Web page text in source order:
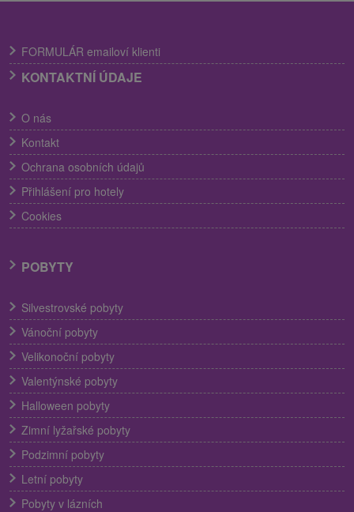
FORMULÁR emailoví klienti
KONTAKTNÍ ÚDAJE
O nás
Kontakt
Ochrana osobních údajů
Přihlášení pro hotely
Cookies
POBYTY
Silvestrovské pobyty
Vánoční pobyty
Velikonoční pobyty
Valentýnské pobyty
Halloween pobyty
Zimní lyžařské pobyty
Podzimní pobyty
Letní pobyty
Pobyty v lázních